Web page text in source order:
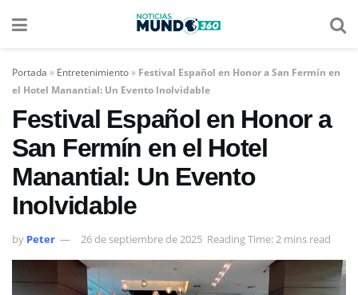
Portada » Entretenimiento» Festival Español en Honor a San Fermín en
el Hotel Manantial: Un Evento Inolvidable
Festival Español en Honor a
San Fermín en el Hotel
Manantial: Un Evento
Inolvidable
by Peter 26 de septiembre de 2025 Reading Time: 2 mins read